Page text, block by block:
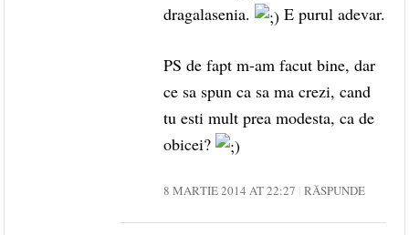
dragalasenia.
E purul adevar.
PS de fapt m-am facut bine, dar
ce sa spun ca sa ma crezi, cand
tu esti mult prea modesta, ca de
obicei?
8 MARTIE 2014 AT 22:27 RĂSPUNDE